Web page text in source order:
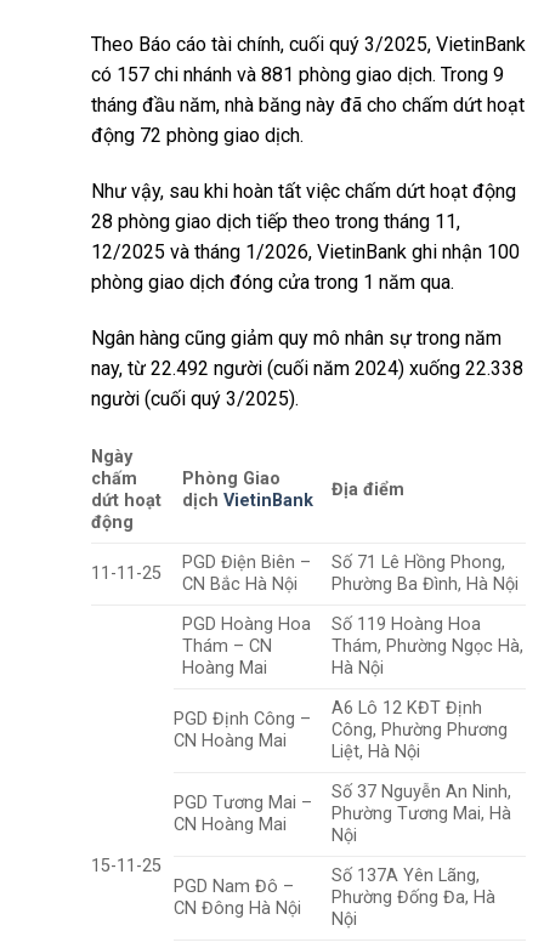
Theo Báo cáo tài chính, cuối quý 3/2025, VietinBank
có 157 chi nhánh và 881 phòng giao dịch. Trong 9
tháng đầu năm, nhà băng này đã cho chấm dứt hoạt
động 72 phòng giao dịch.
Như vậy, sau khi hoàn tất việc chấm dứt hoạt động
28 phòng giao dịch tiếp theo trong tháng 11,
12/2025 và tháng 1/2026, VietinBank ghi nhận 100
phòng giao dịch đóng cửa trong 1 năm qua.
Ngân hàng cũng giảm quy mô nhân sự trong năm
nay, từ 22.492 người (cuối năm 2024) xuống 22.338
người (cuối quý 3/2025).
Ngày
chấm
dứt hoạt
động
Phòng Giao
dịchVietinBank
Địa điểm
11-11-25
PGD Điện Biên –
CN Bắc Hà Nội
Số 71 Lê Hồng Phong,
Phường Ba Đình, Hà Nội
15-11-25
PGD Hoàng Hoa
Thám – CN
Hoàng Mai
Số 119 Hoàng Hoa
Thám, Phường Ngọc Hà,
Hà Nội
PGD Định Công –
CN Hoàng Mai
A6 Lô 12 KĐT Định
Công, Phường Phương
Liệt, Hà Nội
PGD Tương Mai –
CN Hoàng Mai
Số 37 Nguyễn An Ninh,
Phường Tương Mai, Hà
Nội
PGD Nam Đô –
CN Đông Hà Nội
Số 137A Yên Lãng,
Phường Đống Đa, Hà
Nội